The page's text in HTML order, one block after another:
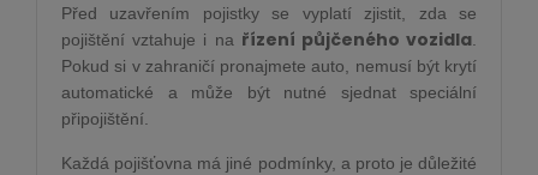
Před uzavřením pojistky se vyplatí zjistit, zda se
pojištění vztahuje i na řízení půjčeného vozidla
Pokud si v zahraničí pronajmete auto, nemusí být krytí
automatické a může být nutné sjednat speciální
připojištění.
Každá pojišťovna má jiné podmínky, a proto je důležité